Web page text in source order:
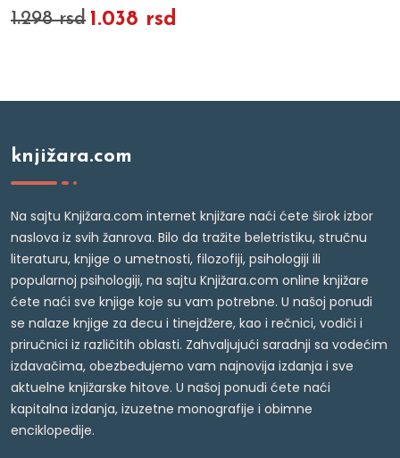
1.298 rsd 1.038 rsd
knjižara.com
Na sajtu Knjižara.com internet knjižare naći ćete širok izbor
naslova iz svih žanrova. Bilo da tražite beletristiku, stručnu
literaturu, knjige o umetnosti, filozofiji, psihologiji ili
popularnoj psihologiji, na sajtu Knjižara.com online knjižare
ćete naći sve knjige koje su vam potrebne. U našoj ponudi
se nalaze knjige za decu i tinejdžere, kao i rečnici, vodiči i
priručnici iz različitih oblasti. Zahvaljujući saradnji sa vodećim
izdavačima, obezbeđujemo vam najnovija izdanja i sve
aktuelne knjižarske hitove. U našoj ponudi ćete naći
kapitalna izdanja, izuzetne monografije i obimne
enciklopedije.